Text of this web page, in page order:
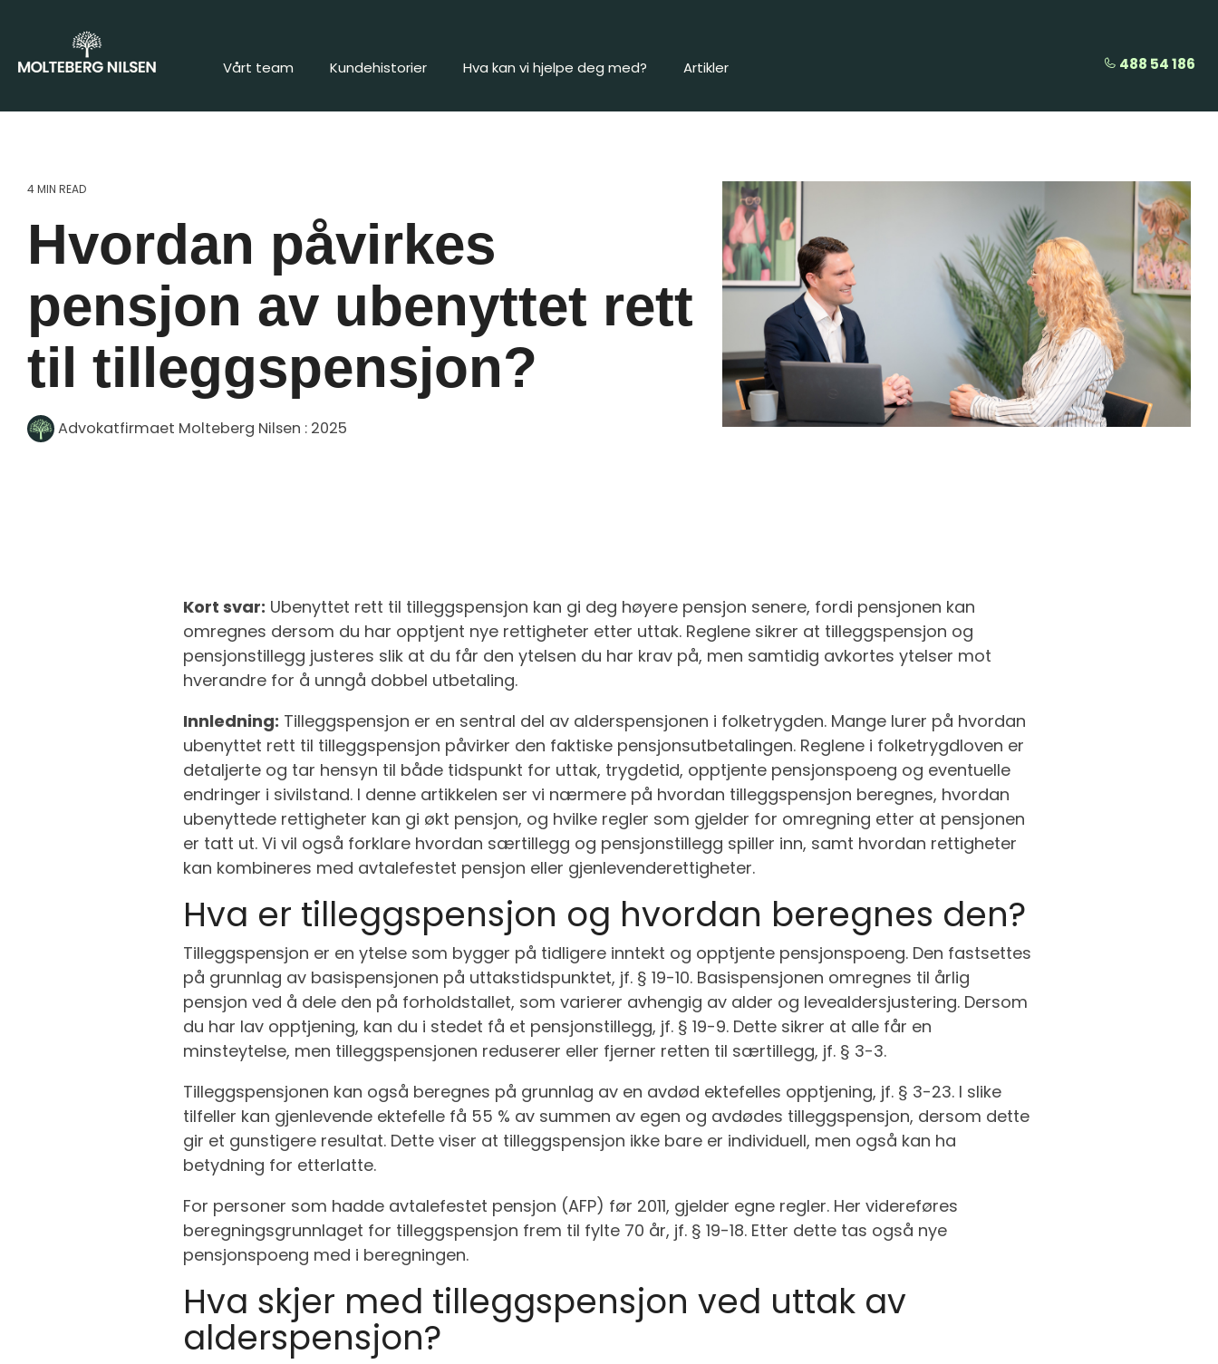
Vårt team Kundehistorier Hva kan vi hjelpe deg med? Artikler 488 54 186
4 MIN READ
Hvordan påvirkes
pensjon av ubenyttet rett
til tilleggspensjon?
Advokatfirmaet Molteberg Nilsen : 2025
Kort svar: Ubenyttet rett til tilleggspensjon kan gi deg høyere pensjon senere, fordi pensjonen kan
omregnes dersom du har opptjent nye rettigheter etter uttak. Reglene sikrer at tilleggspensjon og
pensjonstillegg justeres slik at du får den ytelsen du har krav på, men samtidig avkortes ytelser mot
hverandre for å unngå dobbel utbetaling.
Innledning: Tilleggspensjon er en sentral del av alderspensjonen i folketrygden. Mange lurer på hvordan
ubenyttet rett til tilleggspensjon påvirker den faktiske pensjonsutbetalingen. Reglene i folketrygdloven er
detaljerte og tar hensyn til både tidspunkt for uttak, trygdetid, opptjente pensjonspoeng og eventuelle
endringer i sivilstand. I denne artikkelen ser vi nærmere på hvordan tilleggspensjon beregnes, hvordan
ubenyttede rettigheter kan gi økt pensjon, og hvilke regler som gjelder for omregning etter at pensjonen
er tatt ut. Vi vil også forklare hvordan særtillegg og pensjonstillegg spiller inn, samt hvordan rettigheter
kan kombineres med avtalefestet pensjon eller gjenlevenderettigheter.
Hva er tilleggspensjon og hvordan beregnes den?
Tilleggspensjon er en ytelse som bygger på tidligere inntekt og opptjente pensjonspoeng. Den fastsettes
på grunnlag av basispensjonen på uttakstidspunktet, jf. § 19-10. Basispensjonen omregnes til årlig
pensjon ved å dele den på forholdstallet, som varierer avhengig av alder og levealdersjustering. Dersom
du har lav opptjening, kan du i stedet få et pensjonstillegg, jf. § 19-9. Dette sikrer at alle får en
minsteytelse, men tilleggspensjonen reduserer eller fjerner retten til særtillegg, jf. § 3-3.
Tilleggspensjonen kan også beregnes på grunnlag av en avdød ektefelles opptjening, jf. § 3-23. I slike
tilfeller kan gjenlevende ektefelle få 55 % av summen av egen og avdødes tilleggspensjon, dersom dette
gir et gunstigere resultat. Dette viser at tilleggspensjon ikke bare er individuell, men også kan ha
betydning for etterlatte.
For personer som hadde avtalefestet pensjon (AFP) før 2011, gjelder egne regler. Her videreføres
beregningsgrunnlaget for tilleggspensjon frem til fylte 70 år, jf. § 19-18. Etter dette tas også nye
pensjonspoeng med i beregningen.
Hva skjer med tilleggspensjon ved uttak av
alderspensjon?